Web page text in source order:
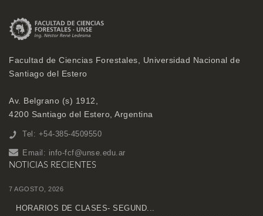
Facultad de Ciencias Forestales, Universidad Nacional de
Santiago del Estero
Av. Belgrano (s) 1912,
4200 Santiago del Estero, Argentina
Tel: +54-385-4509550
Email: info-fcf@unse.edu.ar
NOTICIAS RECIENTES
7 AGOSTO, 2026
HORARIOS DE CLASES- SEGUND...